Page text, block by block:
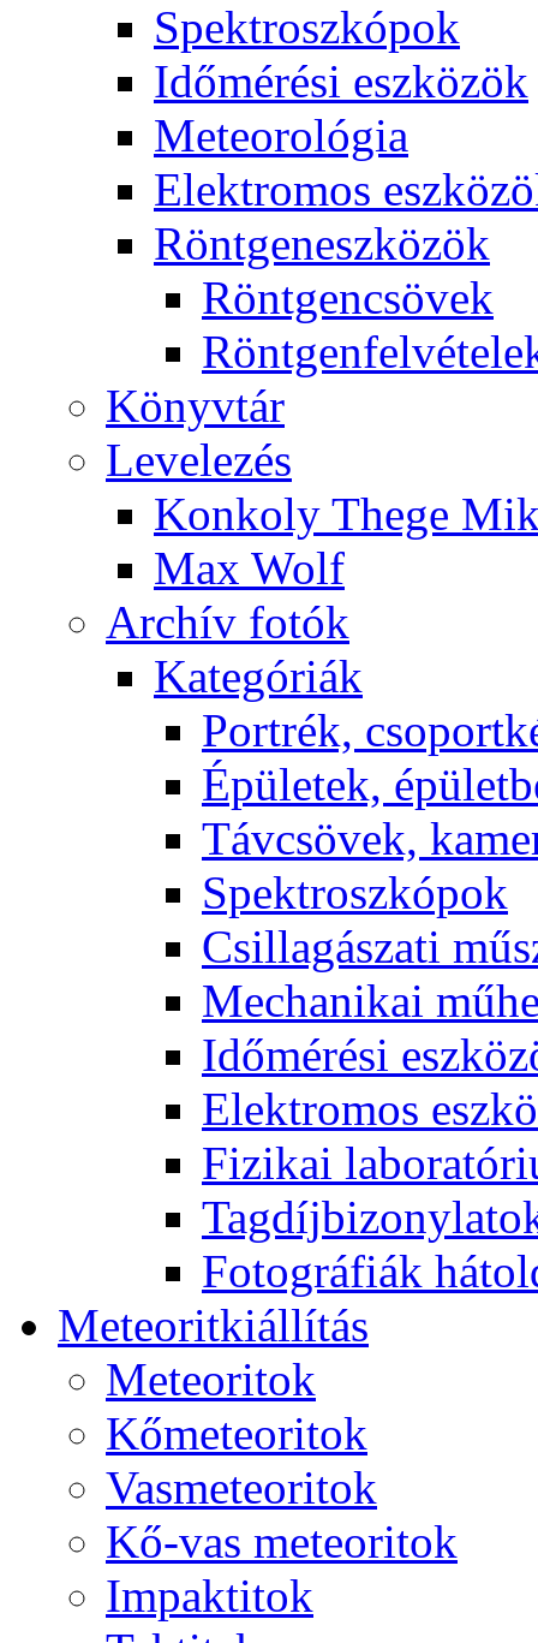
Spekt­rosz­kó­pok
Idő­mé­ré­si esz­kö­zök
Me­te­o­ro­ló­gia
Elekt­ro­mos
Rönt­gen­esz­kö­zök
Rönt­gen­csö­vek
Könyv­tár
Le­ve­le­zés
Kon­koly The­ge
Max Wolf
Ar­chív fo­tók
Ka­te­gó­ri­ák
Port­rék,
Épü­le­tek,
Táv­csö­vek,
Spekt­rosz­kó­pok
Csil­la­gá­sza­ti
Me­cha­ni­kai
Idő­mé­ré­si
Elekt­ro­mos
Fi­zi­kai
Fo­tog­rá­fi­ák
Me­te­o­rit­ki­ál­lí­tás
Me­te­o­ri­tok
Kő­me­te­o­ri­tok
Vas­me­te­o­ri­tok
Kő-vas me­te­o­ri­tok
Imp­ak­ti­tok